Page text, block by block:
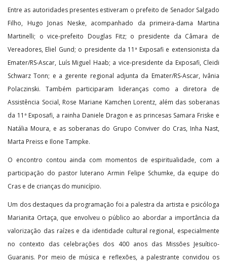
Entre as autoridades presentes estiveram o prefeito de Senador Salgado
Filho, Hugo Jonas Neske, acompanhado da primeira-dama Martina
Martinelli; o vice-prefeito Douglas Fitz; o presidente da Câmara de
Vereadores, Eliel Gund; o presidente da 11ª Exposafi e extensionista da
Emater/RS-Ascar, Luís Miguel Haab; a vice-presidente da Exposafi, Cleidi
Schwarz Tonn; e a gerente regional adjunta da Emater/RS-Ascar, Ivânia
Polaczinski. Também participaram lideranças como a diretora de
Assistência Social, Rose Mariane Kamchen Lorentz, além das soberanas
da 11ª Exposafi, a rainha Daniele Dragon e as princesas Samara Friske e
Natália Moura, e as soberanas do Grupo Conviver do Cras, Inha Nast,
Marta Preiss e Ilone Tampke.
O encontro contou ainda com momentos de espiritualidade, com a
participação do pastor luterano Armin Felipe Schumke, da equipe do
Cras e de crianças do município.
Um dos destaques da programação foi a palestra da artista e psicóloga
Marianita Ortaça, que envolveu o público ao abordar a importância da
valorização das raízes e da identidade cultural regional, especialmente
no contexto das celebrações dos 400 anos das Missões Jesuítico-
Guaranis. Por meio de música e reflexões, a palestrante convidou os